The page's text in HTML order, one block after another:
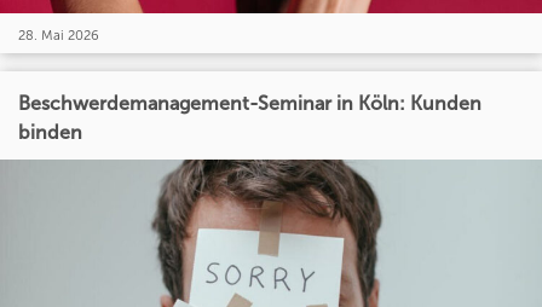
28. Mai 2026
Beschwerdemanagement-Seminar in Köln: Kunden
binden